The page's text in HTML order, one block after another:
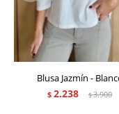
Blusa Jazmín -
$ 2.238 $3.900